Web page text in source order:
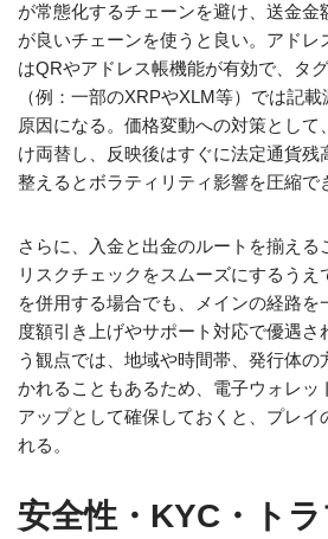
が常態化するチェーンを避け、送金金
が良いチェーンを使うと良い。アドレ
はQRやアドレス帳機能が有効で、タ
（例：一部のXRPやXLM等）では記
原因になる。価格変動への対策として
け両替し、反映後はすぐに法定通貨残
整えるとボラティリティ影響を圧縮で
さらに、入金と出金のルートを揃える
リスクチェックをスムーズにするう
を併用する場合でも、メインの経路を
度額引き上げやサポート対応で優遇さ
う観点では、地域や時間帯、発行体の
かれることもあるため、電子ウォレッ
アップとして確保しておくと、プレイ
れる。
安全性・KYC・ト